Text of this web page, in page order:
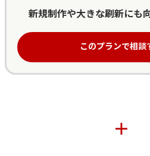
新規制作や大きな刷新にも
このプランで相談
＋